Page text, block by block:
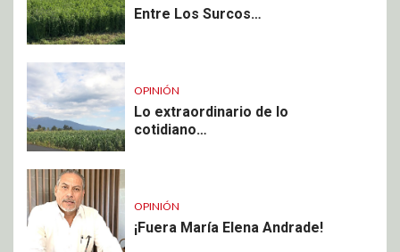
Entre Los Surcos…
OPINIÓN
Lo extraordinario de lo
cotidiano…
OPINIÓN
¡Fuera María Elena Andrade!